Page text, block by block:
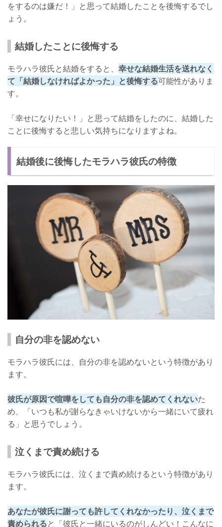
をするのは嫌だ！」と思って結婚したことを後悔するでし
ょう。
結婚したことに後悔する
モラハラ彼氏と結婚をすると、 幸せな結婚生活を送れなく
て「結婚しなければよかった」と後悔する可能性がありま
す。
「幸せになりたい！」と思って結婚をしたのに、結婚した
ことに後悔すると悲しい気持ちになりますよね。
結婚後に後悔したモラハラ彼氏の特徴
自分の非を認めない
モラハラ彼氏には、自分の非を認めないという特徴があり
ます。
彼氏が原因で喧嘩をしても自分の非を認めてくれないた
め、「いつも私が謝らなきゃいけないから一緒にいて疲れ
る」と思うでしょう。
泣くまで責め続ける
モラハラ彼氏には、泣くまで責め続けるという特徴があり
ます。
あなたが彼氏に謝っても許してくれなかったり、泣くまで
責められると「彼氏と一緒にいるのがしんどい！こんなに